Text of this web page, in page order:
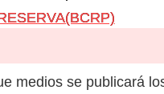
medios se publicará